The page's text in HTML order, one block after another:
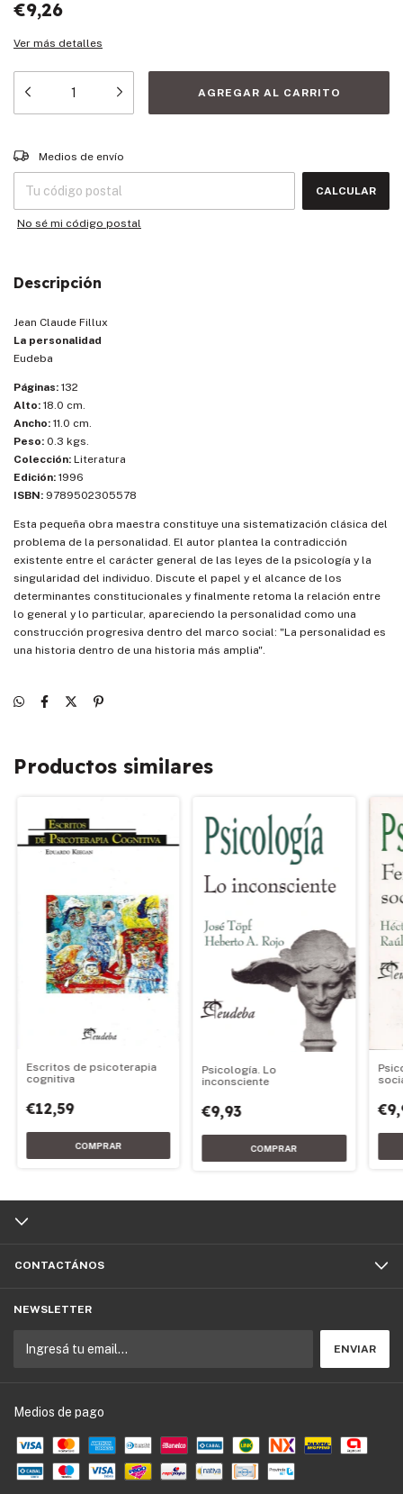
€9,26
Ver más detalles
Entregas para el CP:
Medios de envío
CALCULAR
No sé mi código postal
Descripción
Jean Claude Fillux
La personalidad
Eudeba
Páginas: 132
Alto: 18.0 cm.
Ancho: 11.0 cm.
Peso: 0.3 kgs.
Colección: Literatura
Edición: 1996
ISBN: 9789502305578
Esta pequeña obra maestra constituye una sistematización clásica del
problema de la personalidad. El autor plantea la contradicción
existente entre el carácter general de las leyes de la psicología y la
singularidad del individuo. Discute el papel y el alcance de los
determinantes constitucionales y finalmente retoma la relación entre
lo general y lo particular, apareciendo la personalidad como una
construcción progresiva dentro del marco social: "La personalidad es
una historia dentro de una historia más amplia".
Productos similares
Escritos de psicoterapia
cognitiva
€12,59
Psicología. Lo
inconsciente
€9,93
CONTACTÁNOS
NEWSLETTER
Medios de pago